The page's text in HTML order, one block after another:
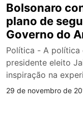
Bolsonaro
plano de
Governo do
Política - A política
presidente eleito
inspiração na
29 de novembro de